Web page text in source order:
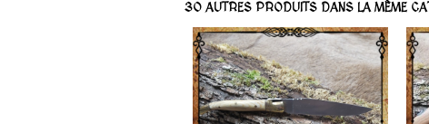
30 AUTRES PRODUITS DANS LA MÊME